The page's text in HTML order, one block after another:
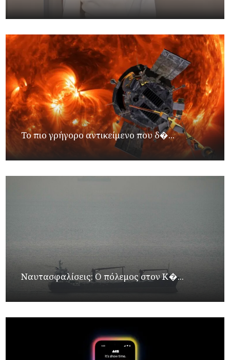
Το πιο γρήγορο αντικείμενο που δ�...
Ναυτασφαλίσεις: Ο πόλεμος στον Κ�...